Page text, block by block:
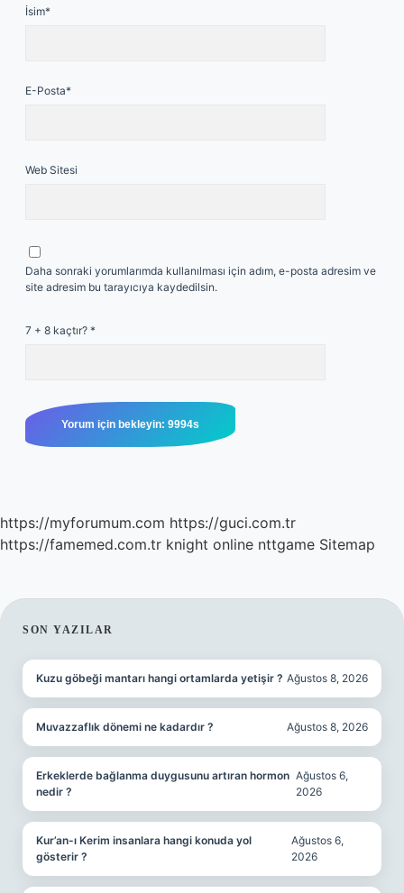
İsim*
E-Posta*
Web Sitesi
Daha sonraki yorumlarımda kullanılması için adım, e-posta adresim ve
site adresim bu tarayıcıya kaydedilsin.
7 + 8 kaçtır? *
https://myforumum.com https://guci.com.tr
https://famemed.com.tr knight online nttgame Sitemap
SIDEBAR
SON YAZILAR
Kuzu göbeği mantarı hangi ortamlarda yetişir ? Ağustos 8, 2026
Muvazzaflık dönemi ne kadardır ? Ağustos 8, 2026
Erkeklerde bağlanma duygusunu artıran hormon
nedir ?
Ağustos 6,
2026
Kur’an-ı Kerim insanlara hangi konuda yol
gösterir ?
Ağustos 6,
2026